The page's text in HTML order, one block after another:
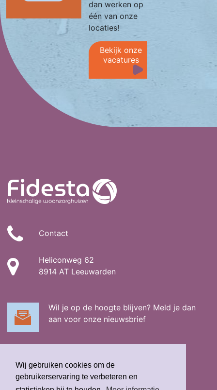
Wij gebruiken cookies om de
gebruikerservaring te verbeteren en
dan werken op
één van onze
locaties!
Bekijk onze
vacatures
Contact
Heliconweg 62
8914 AT Leeuwarden
Wil je op de hoogte blijven? Meld je dan
aan voor onze nieuwsbrief